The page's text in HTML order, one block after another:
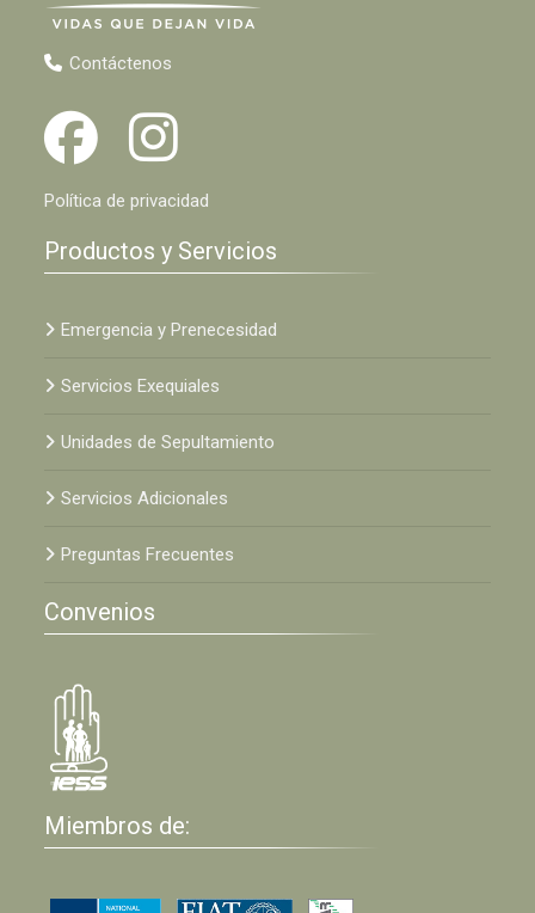
Contáctenos
Política de privacidad
Productos y Servicios
Emergencia y Prenecesidad
Servicios Exequiales
Unidades de Sepultamiento
Servicios Adicionales
Preguntas Frecuentes
Convenios
Miembros de: